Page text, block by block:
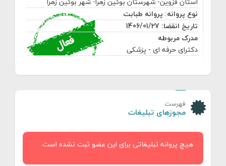
نوع پروانه: پروانه طبابت
تاریخ انقضا: 1406/01/27
مدرک مربوطه
دکترای حرفه ای - پزشکی
فهرست
مجوزهای تبلیغات
هیچ پروانه تبلیغاتی برای این عضو ثبت نشده است.